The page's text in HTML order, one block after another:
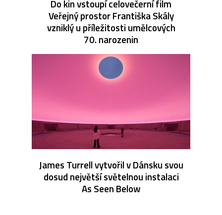
Do kin vstoupí celovečerní film
Veřejný prostor Františka Skály
vzniklý u příležitosti umělcových
70. narozenin
James Turrell vytvořil v Dánsku svou
dosud největší světelnou instalaci
As Seen Below